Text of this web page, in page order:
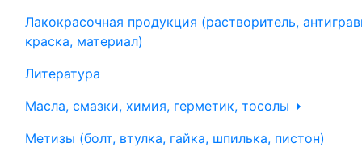
Лакокрасочная продукция (растворитель,
краска, материал)
Литература
Масла, смазки, химия, герметик, тосолы
Метизы (болт, втулка, гайка, шпилька, пистон)